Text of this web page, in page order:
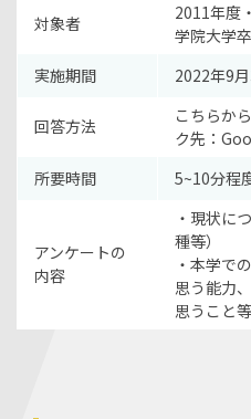
対象者
2011年度
学院大学
実施期間
2022年9
回答方法
こちらか
ク先：
所要時間
5~10分程
アンケートの
内容
・現状に
種等）
・本学で
思う能力
思うこと等